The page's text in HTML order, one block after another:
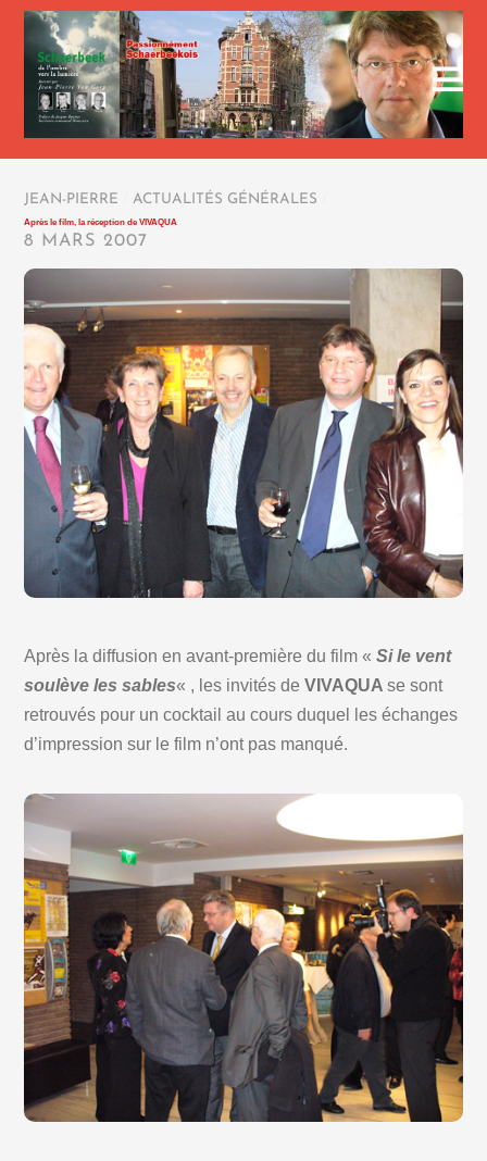
JEAN-PIERRE ACTUALITÉS GÉNÉRALES
Après le film, la réception de VIVAQUA
8 MARS 2007
Après la diffusion en avant-première du film «Si le vent
soulève les sables« , les invités deVIVAQUAse sont
retrouvés pour un cocktail au cours duquel les échanges
d’impression sur le film n’ont pas manqué.